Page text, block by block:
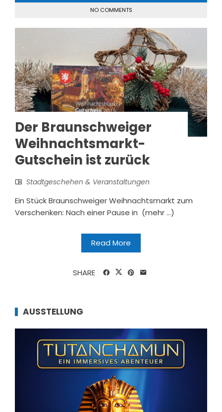
NO COMMENTS
Der Braunschweiger
Weihnachtsmarkt-
Gutschein ist zurück
Stadtgeschehen & Veranstaltungen
Ein Stück Braunschweiger Weihnachtsmarkt zum
Verschenken: Nach einer Pause in (mehr …)
Read More
SHARE
AUSSTELLUNG